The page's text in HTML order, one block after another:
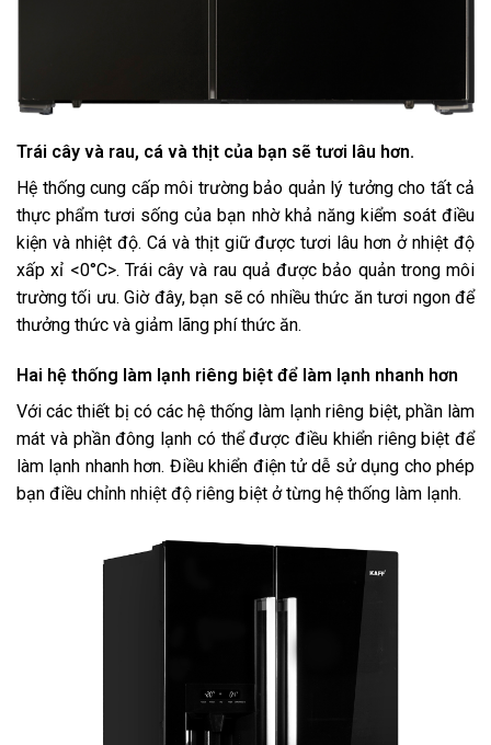
Trái cây và rau, cá và thịt của bạn sẽ tươi lâu hơn.
Hệ thống cung cấp môi trường bảo quản lý tưởng cho tất cả
thực phẩm tươi sống của bạn nhờ khả năng kiểm soát điều
kiện và nhiệt độ. Cá và thịt giữ được tươi lâu hơn ở nhiệt độ
xấp xỉ <0°C>. Trái cây và rau quả được bảo quản trong môi
trường tối ưu. Giờ đây, bạn sẽ có nhiều thức ăn tươi ngon để
thưởng thức và giảm lãng phí thức ăn.
Hai hệ thống làm lạnh riêng biệt để làm lạnh nhanh hơn
Với các thiết bị có các hệ thống làm lạnh riêng biệt, phần làm
mát và phần đông lạnh có thể được điều khiển riêng biệt để
làm lạnh nhanh hơn. Điều khiển điện tử dễ sử dụng cho phép
bạn điều chỉnh nhiệt độ riêng biệt ở từng hệ thống làm lạnh.